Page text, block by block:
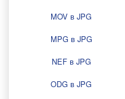
MOV в JPG
MPG в JPG
NEF в JPG
ODG в JPG